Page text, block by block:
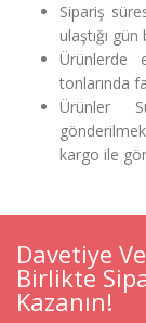
Sipariş
ulaştığı gün
Ürünlerde
tonlarında
Ürünler
kargo ile
Davetiye
Birlikte
Kazanın!